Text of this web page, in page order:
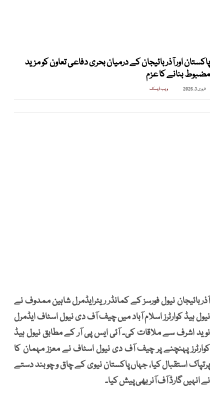
پاکستان اور آذربائیجان کے درمیان بحری دفاعی تعاون کو مزید
مضبوط بنانے کا عزم
فروری 3, 2026 ویب ڈیسک
آذربائیجان نیول فورسز کے کمانڈر ریئرایڈمرل شاہین ممدوف نے
نیول ہیڈ کوارٹرز اسلام آباد میں چیف آف دی نیول اسٹاف ایڈمرل
نوید اشرف سے ملاقات کی۔ آئی ایس پی آر کے مطابق نیول ہیڈ
کوارٹرز پہنچنے پر چیف آف دی نیول اسٹاف نے معزز مہمان کا
پرتپاک استقبال کیا، جہاں پاکستان نیوی کے چاق و چوبند دستے
نے انہیں گارڈ آف آنر بھی پیش کیا۔